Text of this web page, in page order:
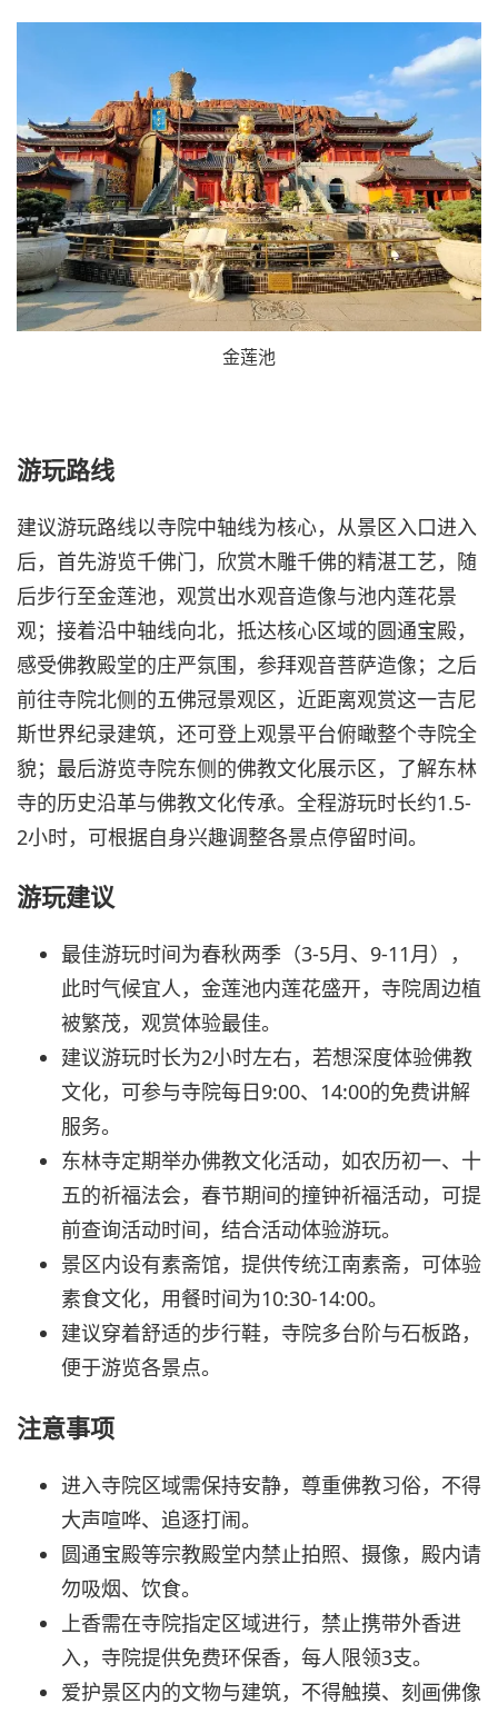
金莲池
游玩路线
建议游玩路线以寺院中轴线为核心，从景区入口进入
后，首先游览千佛门，欣赏木雕千佛的精湛工艺，随
后步行至金莲池，观赏出水观音造像与池内莲花景
观；接着沿中轴线向北，抵达核心区域的圆通宝殿，
感受佛教殿堂的庄严氛围，参拜观音菩萨造像；之后
前往寺院北侧的五佛冠景观区，近距离观赏这一吉尼
斯世界纪录建筑，还可登上观景平台俯瞰整个寺院全
貌；最后游览寺院东侧的佛教文化展示区，了解东林
寺的历史沿革与佛教文化传承。全程游玩时长约1.5-
2小时，可根据自身兴趣调整各景点停留时间。
游玩建议
最佳游玩时间为春秋两季（3-5月、9-11月），
此时气候宜人，金莲池内莲花盛开，寺院周边植
被繁茂，观赏体验最佳。
建议游玩时长为2小时左右，若想深度体验佛教
文化，可参与寺院每日9:00、14:00的免费讲解
服务。
东林寺定期举办佛教文化活动，如农历初一、十
五的祈福法会，春节期间的撞钟祈福活动，可提
前查询活动时间，结合活动体验游玩。
景区内设有素斋馆，提供传统江南素斋，可体验
素食文化，用餐时间为10:30-14:00。
建议穿着舒适的步行鞋，寺院多台阶与石板路，
便于游览各景点。
注意事项
进入寺院区域需保持安静，尊重佛教习俗，不得
大声喧哗、追逐打闹。
圆通宝殿等宗教殿堂内禁止拍照、摄像，殿内请
勿吸烟、饮食。
上香需在寺院指定区域进行，禁止携带外香进
入，寺院提供免费环保香，每人限领3支。
爱护景区内的文物与建筑，不得触摸、刻画佛像